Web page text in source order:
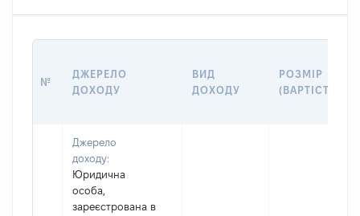
№
ДЖЕРЕЛО
ДОХОДУ
ВИД
ДОХОДУ
РОЗМІР
(ВАРТІСТЬ)
Джерело
доходу:
Юридична
особа,
зареєстрована в